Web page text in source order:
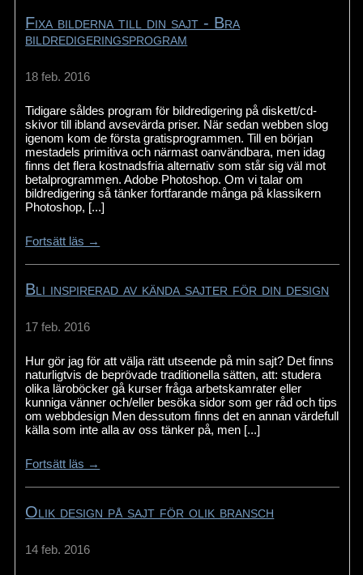
Fixa bilderna till din sajt - Bra
bildredigeringsprogram
18 feb. 2016
Tidigare såldes program för bildredigering på diskett/cd-
skivor till ibland avsevärda priser. När sedan webben slog
igenom kom de första gratisprogrammen. Till en början
mestadels primitiva och närmast oanvändbara, men idag
finns det flera kostnadsfria alternativ som står sig väl mot
betalprogrammen. Adobe Photoshop. Om vi talar om
bildredigering så tänker fortfarande många på klassikern
Photoshop, [...]
Fortsätt läs →
Bli inspirerad av kända sajter för din design
17 feb. 2016
Hur gör jag för att välja rätt utseende på min sajt? Det finns
naturligtvis de beprövade traditionella sätten, att: studera
olika läroböcker gå kurser fråga arbetskamrater eller
kunniga vänner och/eller besöka sidor som ger råd och tips
om webbdesign Men dessutom finns det en annan värdefull
källa som inte alla av oss tänker på, men [...]
Fortsätt läs →
Olik design på sajt för olik bransch
14 feb. 2016